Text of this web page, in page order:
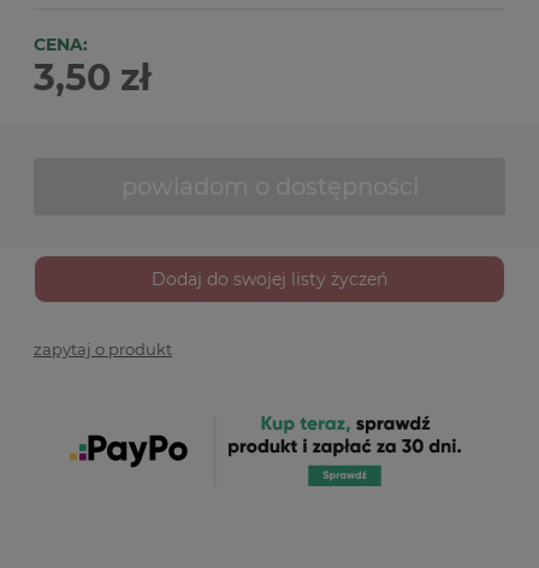
CENA:
3,50 zł
Dodaj do swojej listy życzeń
zapytaj o produkt